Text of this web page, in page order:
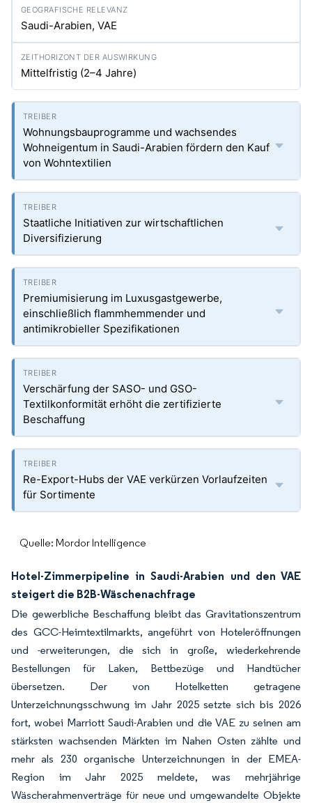
Saudi-Arabien, VAE
Mittelfristig (2–4 Jahre)
Wohnungsbauprogramme und wachsendes
Wohneigentum in Saudi-Arabien fördern den Kauf
von Wohntextilien
Staatliche Initiativen zur wirtschaftlichen
Diversifizierung
Premiumisierung im Luxusgastgewerbe,
einschließlich flammhemmender und
antimikrobieller Spezifikationen
Verschärfung der SASO- und GSO-
Textilkonformität erhöht die zertifizierte
Beschaffung
Re-Export-Hubs der VAE verkürzen Vorlaufzeiten
für Sortimente
Quelle: Mordor Intelligence
Hotel-Zimmerpipeline in Saudi-Arabien und den VAE
steigert die B2B-Wäschenachfrage
Die gewerbliche Beschaffung bleibt das Gravitationszentrum
des GCC-Heimtextilmarkts, angeführt von Hoteleröffnungen
und -erweiterungen, die sich in große, wiederkehrende
Bestellungen für Laken, Bettbezüge und Handtücher
übersetzen. Der von Hotelketten getragene
Unterzeichnungsschwung im Jahr 2025 setzte sich bis 2026
fort, wobei Marriott Saudi-Arabien und die VAE zu seinen am
stärksten wachsenden Märkten im Nahen Osten zählte und
mehr als 230 organische Unterzeichnungen in der EMEA-
Region im Jahr 2025 meldete, was mehrjährige
Wäscherahmenverträge für neue und umgewandelte Objekte